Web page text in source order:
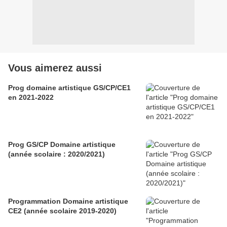
Vous aimerez aussi
Prog domaine artistique GS/CP/CE1
en 2021-2022
Prog GS/CP Domaine artistique
(année scolaire : 2020/2021)
Programmation Domaine artistique
CE2 (année scolaire 2019-2020)